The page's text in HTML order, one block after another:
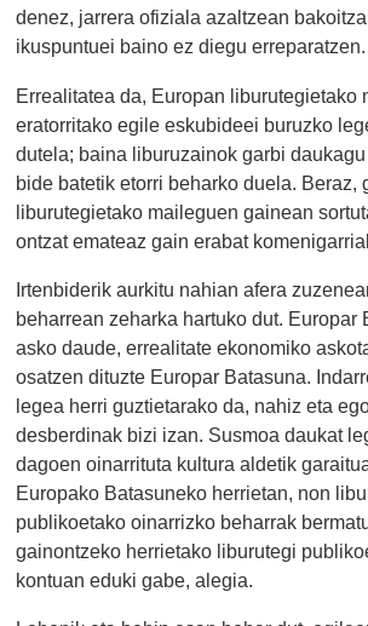
denez, jarrera ofiziala azaltzean
ikuspuntuei baino ez diegu erreparatzen.
Errealitatea da, Europan liburutegietako
eratorritako egile eskubideei buruzko
dutela; baina liburuzainok garbi
bide batetik etorri beharko duela. Beraz,
liburutegietako maileguen gainean
ontzat emateaz gain erabat
Irtenbiderik aurkitu nahian afera
beharrean zeharka hartuko dut. Europar
asko daude, errealitate ekonomiko
osatzen dituzte Europar Batasuna.
legea herri guztietarako da, nahiz eta
desberdinak bizi izan. Susmoa daukat
dagoen oinarrituta kultura aldetik
Europako Batasuneko herrietan, non
publikoetako oinarrizko beharrak
gainontzeko herrietako liburutegi
kontuan eduki gabe, alegia.